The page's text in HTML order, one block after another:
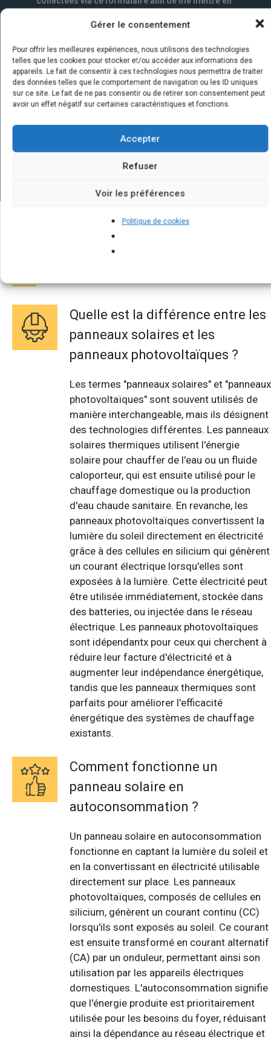
Gérer le consentement
Pour offrir les meilleures expériences, nous utilisons des technologies
telles que les cookies pour stocker et/ou accéder aux informations des
appareils. Le fait de consentir à ces technologies nous permettra de traiter
des données telles que le comportement de navigation ou les ID uniques
sur ce site. Le fait de ne pas consentir ou de retirer son consentement peut
avoir un effet négatif sur certaines caractéristiques et fonctions.
Accepter
Refuser
Voir les préférences
Politique de cookies
un an par la société Marketizi SAS et destinées au
Quelques infos sur nos centrales
Quelle est la différence entre les
panneaux solaires et les
panneaux photovoltaïques ?
Les termes "panneaux solaires" et "panneaux
photovoltaïques" sont souvent utilisés de
manière interchangeable, mais ils désignent
des technologies différentes. Les panneaux
solaires thermiques utilisent l'énergie
solaire pour chauffer de l'eau ou un fluide
caloporteur, qui est ensuite utilisé pour le
chauffage domestique ou la production
d'eau chaude sanitaire. En revanche, les
panneaux photovoltaïques convertissent la
lumière du soleil directement en électricité
grâce à des cellules en silicium qui génèrent
un courant électrique lorsqu'elles sont
exposées à la lumière. Cette électricité peut
être utilisée immédiatement, stockée dans
des batteries, ou injectée dans le réseau
électrique. Les panneaux photovoltaïques
sont idépendantx pour ceux qui cherchent à
réduire leur facture d'électricité et à
augmenter leur indépendance énergétique,
tandis que les panneaux thermiques sont
parfaits pour améliorer l'efficacité
énergétique des systèmes de chauffage
existants.
Comment fonctionne un
panneau solaire en
autoconsommation ?
Un panneau solaire en autoconsommation
fonctionne en captant la lumière du soleil et
en la convertissant en électricité utilisable
directement sur place. Les panneaux
photovoltaïques, composés de cellules en
silicium, génèrent un courant continu (CC)
lorsqu'ils sont exposés au soleil. Ce courant
est ensuite transformé en courant alternatif
(CA) par un onduleur, permettant ainsi son
utilisation par les appareils électriques
domestiques. L'autoconsommation signifie
que l'énergie produite est prioritairement
utilisée pour les besoins du foyer, réduisant
ainsi la dépendance au réseau électrique et